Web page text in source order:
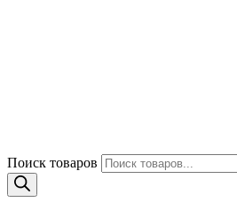
Поиск товаров